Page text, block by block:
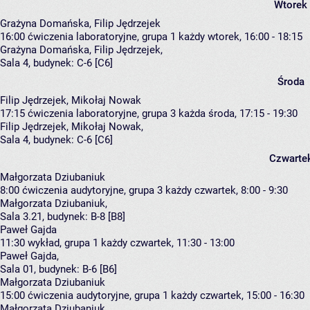
Wtorek
Grażyna Domańska, Filip Jędrzejek
16:00 ćwiczenia laboratoryjne, grupa 1 każdy wtorek, 16:00 - 18:15
Grażyna Domańska, Filip Jędrzejek,
Sala 4, budynek: C-6 [C6]
Środa
Filip Jędrzejek, Mikołaj Nowak
17:15 ćwiczenia laboratoryjne, grupa 3 każda środa, 17:15 - 19:30
Filip Jędrzejek, Mikołaj Nowak,
Sala 4, budynek: C-6 [C6]
Małgorzata Dziubaniuk
8:00 ćwiczenia audytoryjne, grupa 3 każdy czwartek, 8:00 - 9:30
Małgorzata Dziubaniuk,
Sala 3.21, budynek: B-8 [B8]
Paweł Gajda
11:30 wykład, grupa 1 każdy czwartek, 11:30 - 13:00
Paweł Gajda,
Sala 01, budynek: B-6 [B6]
Małgorzata Dziubaniuk
15:00 ćwiczenia audytoryjne, grupa 1 każdy czwartek, 15:00 - 16:30